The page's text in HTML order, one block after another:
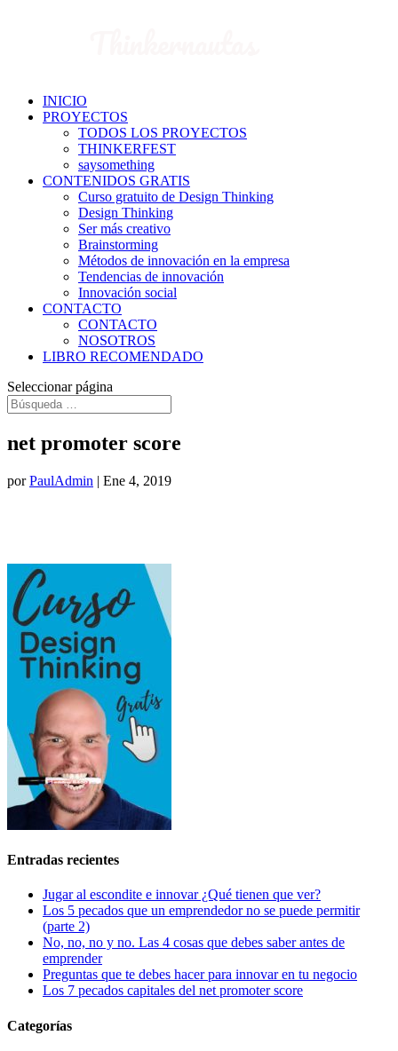
INICIO
PROYECTOS
TODOS LOS PROYECTOS
THINKERFEST
saysomething
CONTENIDOS GRATIS
Curso gratuito de Design Thinking
Design Thinking
Ser más creativo
Brainstorming
Métodos de innovación en la empresa
Tendencias de innovación
Innovación social
CONTACTO
CONTACTO
NOSOTROS
LIBRO RECOMENDADO
Seleccionar página
net promoter score
porPaulAdmin | Ene 4, 2019
Entradas recientes
Jugar al escondite e innovar ¿Qué tienen que ver?
Los 5 pecados que un emprendedor no se puede permitir
(parte 2)
No, no, no y no. Las 4 cosas que debes saber antes de
emprender
Preguntas que te debes hacer para innovar en tu negocio
Los 7 pecados capitales del net promoter score
Categorías